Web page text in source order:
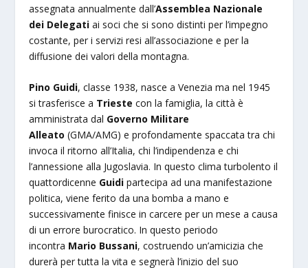
assegnata annualmente dall’Assemblea Nazionale
dei Delegatiai soci che si sono distinti per l’impegno
costante, per i servizi resi all’associazione e per la
diffusione dei valori della montagna.
Pino Guidi, classe 1938, nasce a Venezia ma nel 1945
si trasferisce a Trieste con la famiglia, la città è
amministrata dal Governo Militare
Alleato (GMA/AMG) e profondamente spaccata tra chi
invoca il ritorno all’Italia, chi l’indipendenza e chi
l’annessione alla Jugoslavia. In questo clima turbolento il
quattordicenne Guidi partecipa ad una manifestazione
politica, viene ferito da una bomba a mano e
successivamente finisce in carcere per un mese a causa
di un errore burocratico. In questo periodo
incontra Mario Bussani, costruendo un’amicizia che
durerà per tutta la vita e segnerà l’inizio del suo